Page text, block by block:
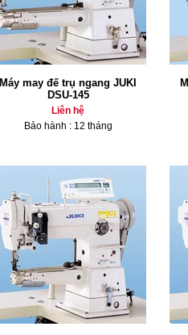
Máy may đế trụ ngang JUKI
DSU-145
Liên hệ
Bảo hành : 12 tháng